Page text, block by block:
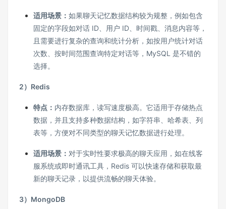
适用场景： 如果聊天记忆数据结构较为规整，例如包含
固定的字段如对话 ID、用户 ID、时间戳、消息内容等，
且需要进行复杂的查询和统计分析，如按用户统计对话
次数、按时间范围查询特定对话等，MySQL 是不错的
选择。
2）Redis
特点： 内存数据库，读写速度极高。它适用于存储热点
数据，并且支持多种数据结构，如字符串、哈希表、列
表等，方便对不同类型的聊天记忆数据进行处理。
适用场景： 对于实时性要求极高的聊天应用，如在线客
服系统或即时通讯工具，Redis 可以快速存储和获取最
新的聊天记录，以提供流畅的聊天体验。
3）MongoDB